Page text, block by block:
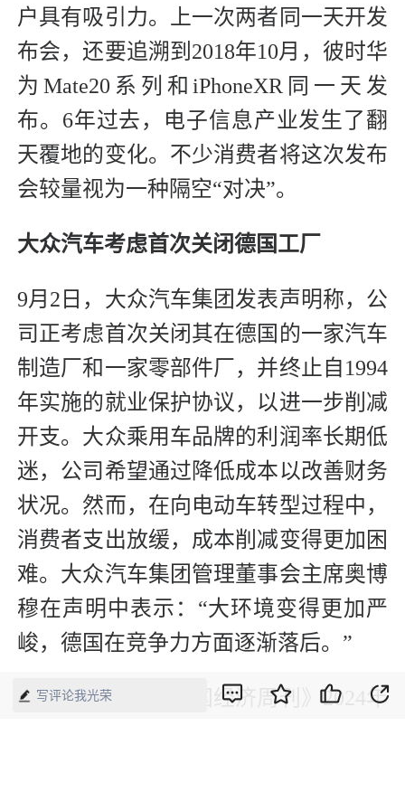
户具有吸引力。上一次两者同一天开发
布会，还要追溯到2018年10月，彼时华
为Mate20系列和iPhoneXR同一天发
布。6年过去，电子信息产业发生了翻
天覆地的变化。不少消费者将这次发布
会较量视为一种隔空“对决”。
大众汽车考虑首次关闭德国工厂
9月2日，大众汽车集团发表声明称，公
司正考虑首次关闭其在德国的一家汽车
制造厂和一家零部件厂，并终止自1994
年实施的就业保护协议，以进一步削减
开支。大众乘用车品牌的利润率长期低
迷，公司希望通过降低成本以改善财务
状况。然而，在向电动车转型过程中，
消费者支出放缓，成本削减变得更加困
难。大众汽车集团管理董事会主席奥博
穆在声明中表示：“大环境变得更加严
峻，德国在竞争力方面逐渐落后。”
（本文刊发于《中国经济周刊》2024年
写评论我光荣